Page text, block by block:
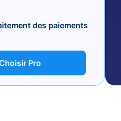
des paiements
Pro